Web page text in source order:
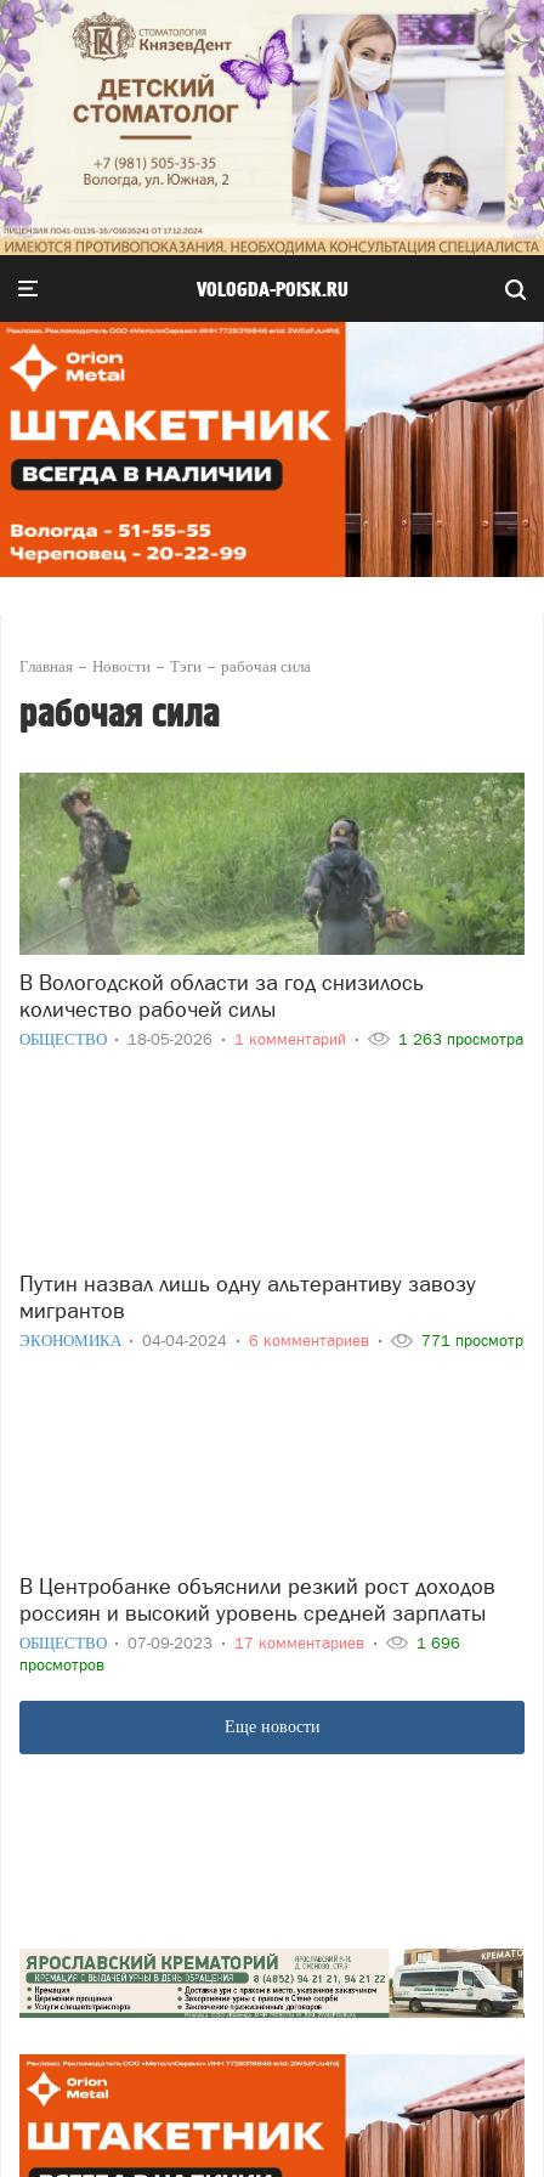
VOLOGDA-POISK.RU
Главная Новости Тэги рабочая сила
рабочая сила
В Вологодской области за год снизилось
количество рабочей силы
ОБЩЕСТВО 18-05-2026 1 комментарий 1 263 просмотра
Путин назвал лишь одну альтерантиву завозу
мигрантов
ЭКОНОМИКА 04-04-2024 6 комментариев 771 просмотр
В Центробанке объяснили резкий рост доходов
россиян и высокий уровень средней зарплаты
ОБЩЕСТВО 07-09-2023 17 комментариев
1 696
просмотров
Еще новости